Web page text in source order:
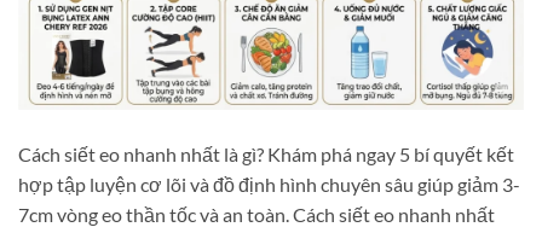
Cách siết eo nhanh nhất là gì? Khám phá ngay 5 bí quyết kết
hợp tập luyện cơ lõi và đồ định hình chuyên sâu giúp giảm 3-
7cm vòng eo thần tốc và an toàn. Cách siết eo nhanh nhất